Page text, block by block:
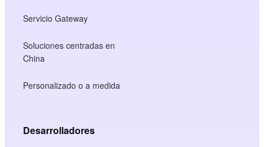
Servicio Gateway
Soluciones centradas en
China
Personalizado o a medida
Desarrolladores